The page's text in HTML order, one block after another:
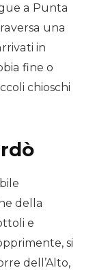
a Punta
una
in
fine o
chioschi
della
e
si
dell’Alto,